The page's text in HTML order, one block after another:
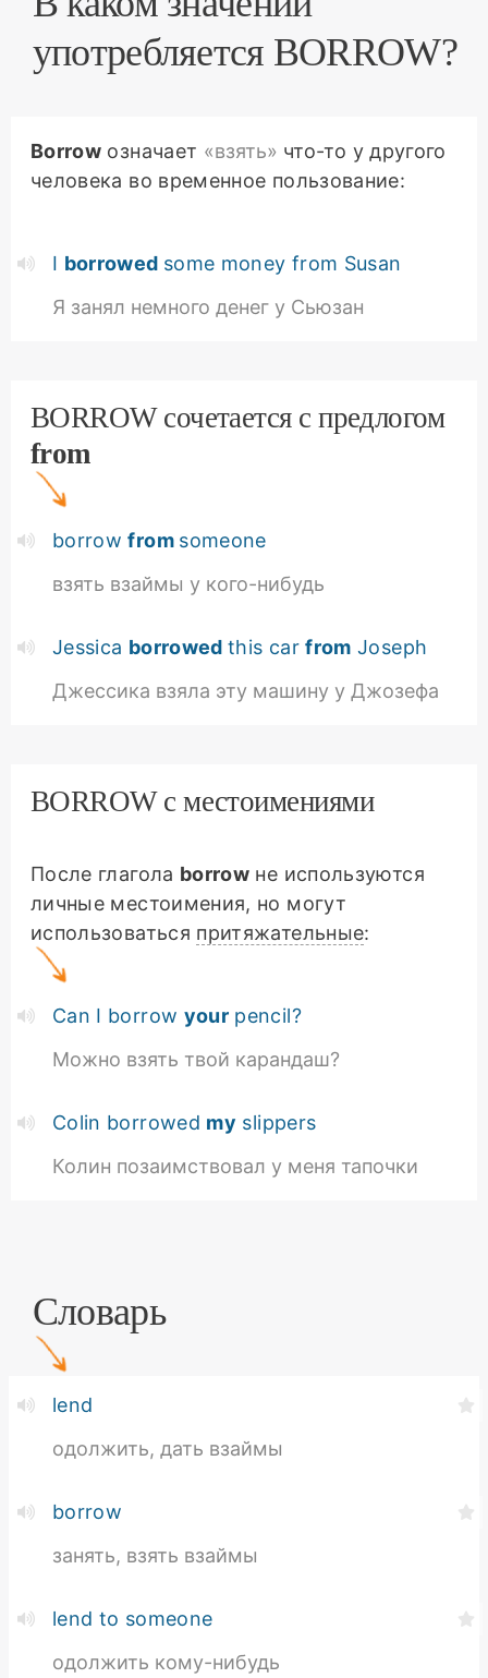
употребляется BORROW?
Borrow означает «взять» что-то у другого
человека во временное пользование:
I borrowed some money from Susan
Я занял немного денег у Сьюзан
BORROW сочетается с предлогом
from
borrowfrom someone
взять взаймы у кого-нибудь
Jessica borrowedthis carfrom Joseph
Джессика взяла эту машину у Джозефа
BORROW с местоимениями
После глагола borrow не используются
личные местоимения, но могут
использоваться притяжательные:
Can I borrow your pencil?
Можно взять твой карандаш?
Colin borrowed my slippers
Колин позаимствовал у меня тапочки
Словарь
lend
одолжить, дать взаймы
borrow
занять, взять взаймы
lend to someone
одолжить кому-нибудь